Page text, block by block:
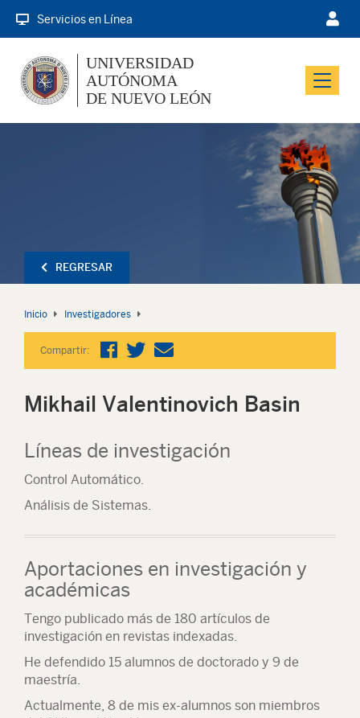
Servicios en Línea
Menu
UNIVERSIDAD
AUTÓNOMA
DE NUEVO LEÓN
REGRESAR
Inicio Investigadores
Compartir:
Mikhail Valentinovich Basin
Líneas de investigación
Control Automático.
Análisis de Sistemas.
Aportaciones en investigación y
académicas
Tengo publicado más de 180 artículos de
investigación en revistas indexadas.
He defendido 15 alumnos de doctorado y 9 de
maestría.
Actualmente, 8 de mis ex-alumnos son miembros